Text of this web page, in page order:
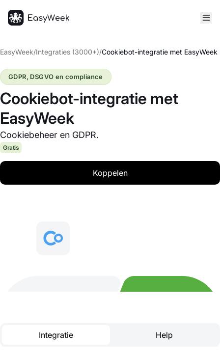
EasyWeek/Integraties (3000+)/Cookiebot-integratie met EasyWeek
Cookiebot-integratie met
EasyWeek
Cookiebeheer en GDPR.
GDPR, DSGVO en compliance
Gratis
Koppelen
Integratie Help